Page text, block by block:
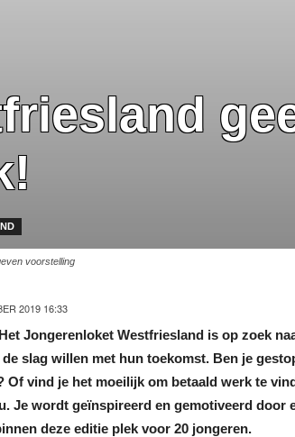
voorstelling
2019 16:33
Jongerenloket Westfriesland is op zoek
de slag willen met hun toekomst. Ben je
Of vind je het moeilijk om betaald werk te
Je wordt geïnspireerd en gemotiveerd door
deze editie plek voor 20 jongeren.